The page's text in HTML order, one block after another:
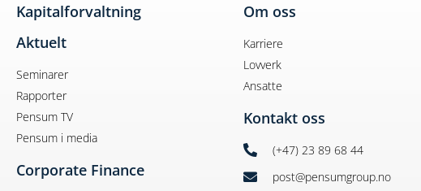
Kapitalforvaltning
Aktuelt
Seminarer
Rapporter
Pensum TV
Pensum i media
Corporate Finance
Om oss
Karriere
Lovverk
Ansatte
Kontakt oss
(+47) 23 89 68 44
post@pensumgroup.no